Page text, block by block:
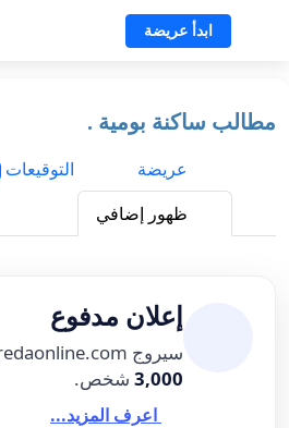
ابدأ عريضة
مطالب ساكنة بومية .
عريضة
التوقيعات
ظهور إضافي
إعلان مدفوع
سيروج Aredaonline.com لهذه العريضة لدى
3,000 شخص.
اعرف المزيد...